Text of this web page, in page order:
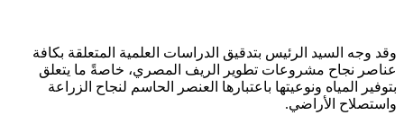
وقد وجه السيد الرئيس بتدقيق الدراسات العلمية المتعلقة بكافة
عناصر نجاح مشروعات تطوير الريف المصري، خاصةً ما يتعلق
بتوفير المياه ونوعيتها باعتبارها العنصر الحاسم لنجاح الزراعة
واستصلاح الأراضي.